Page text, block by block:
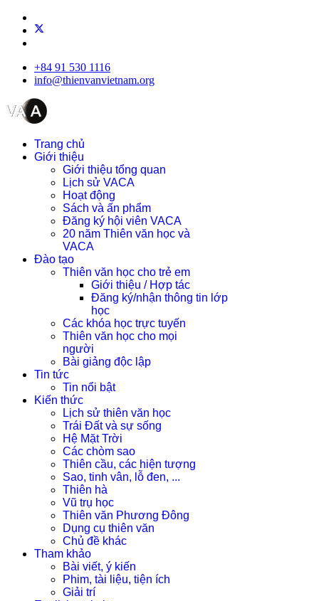
+84 91 530 1116
info@thienvanvietnam.org
Trang chủ
Giới thiệu
Giới thiệu tổng quan
Lịch sử VACA
Hoạt động
Sách và ấn phẩm
Đăng ký hội viên VACA
20 năm Thiên văn học và
VACA
Đào tạo
Thiên văn học cho trẻ em
Giới thiệu / Hợp tác
Đăng ký/nhận thông tin lớp
học
Các khóa học trực tuyến
Thiên văn học cho mọi
người
Bài giảng độc lập
Tin tức
Tin nổi bật
Kiến thức
Lịch sử thiên văn học
Trái Đất và sự sống
Hệ Mặt Trời
Các chòm sao
Thiên cầu, các hiện tượng
Sao, tinh vân, lỗ đen, ...
Thiên hà
Vũ trụ học
Thiên văn Phương Đông
Dụng cụ thiên văn
Chủ đề khác
Tham khảo
Bài viết, ý kiến
Phim, tài liệu, tiện ích
Giải trí